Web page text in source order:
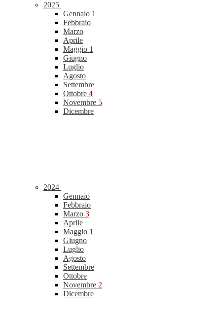
2025
Gennaio 1
Febbraio
Marzo
Aprile
Maggio 1
Giugno
Luglio
Agosto
Settembre
Ottobre 4
Novembre 5
Dicembre
2024
Gennaio
Febbraio
Marzo 3
Aprile
Maggio 1
Giugno
Luglio
Agosto
Settembre
Ottobre
Novembre 2
Dicembre